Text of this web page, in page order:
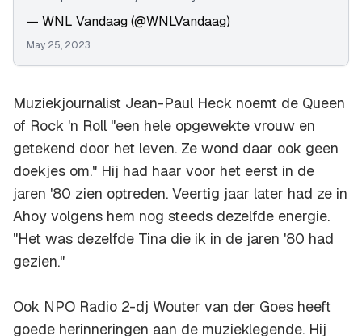
— WNL Vandaag (@WNLVandaag)
May 25, 2023
Muziekjournalist Jean-Paul Heck noemt de Queen
of Rock 'n Roll "een hele opgewekte vrouw en
getekend door het leven. Ze wond daar ook geen
doekjes om." Hij had haar voor het eerst in de
jaren '80 zien optreden. Veertig jaar later had ze in
Ahoy volgens hem nog steeds dezelfde energie.
"Het was dezelfde Tina die ik in de jaren '80 had
gezien."
Ook NPO Radio 2-dj Wouter van der Goes heeft
goede herinneringen aan de muzieklegende. Hij